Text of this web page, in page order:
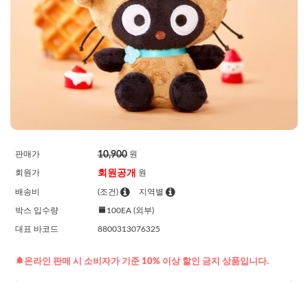
판매가 10,900원
회원가 회원공개 원
배송비 (조건) 지역별
박스 입수량 100EA (외부)
대표 바코드 8800313076325
온라인 판매 시 소비자가 기준 10% 이상 할인 금지 상품입니다.